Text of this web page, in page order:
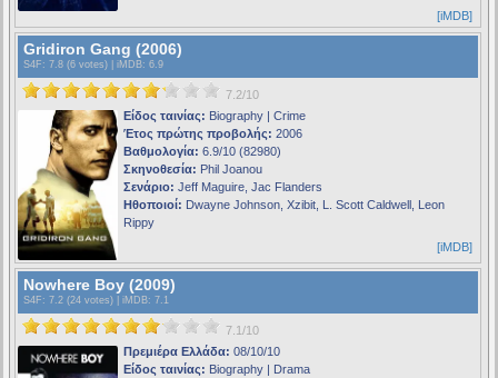
[iMDB]
Gridiron Gang (2006)
S4F : 7.8 (6 votes) | iMDB: 6.9
7.2/10
Είδος ταινίας: Biography | Crime
Έτος πρώτης προβολής: 2006
Βαθμολογία: 6.9/10 (82980)
Σκηνοθεσία: Phil Joanou
Σενάριο: Jeff Maguire, Jac Flanders
Ηθοποιοί: Dwayne Johnson, Xzibit, L. Scott Caldwell, Leon
Rippy
[iMDB]
Nowhere Boy (2009)
S4F : 7.2 (24 votes) | iMDB: 7.1
7.1/10
Πρεμιέρα Ελλάδα: 08/10/10
Είδος ταινίας: Biography | Drama